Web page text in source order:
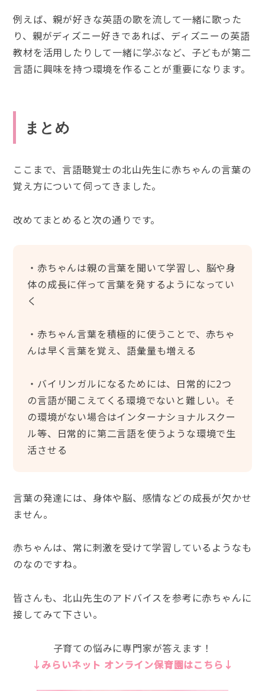
例えば、親が好きな英語の歌を流して一緒に歌った
り、親がディズニー好きであれば、ディズニーの英語
教材を活用したりして一緒に学ぶなど、子どもが第二
言語に興味を持つ環境を作ることが重要になります。
まとめ
ここまで、言語聴覚士の北山先生に赤ちゃんの言葉の
覚え方について伺ってきました。
改めてまとめると次の通りです。
・赤ちゃんは親の言葉を聞いて学習し、脳や身
体の成長に伴って言葉を発するようになってい
く
・赤ちゃん言葉を積極的に使うことで、赤ちゃ
んは早く言葉を覚え、語彙量も増える
・バイリンガルになるためには、日常的に2つ
の言語が聞こえてくる環境でないと難しい。そ
の環境がない場合はインターナショナルスクー
ル等、日常的に第二言語を使うような環境で生
活させる
言葉の発達には、身体や脳、感情などの成長が欠かせ
ません。
赤ちゃんは、常に刺激を受けて学習しているようなも
のなのですね。
皆さんも、北山先生のアドバイスを参考に赤ちゃんに
接してみて下さい。
子育ての悩みに専門家が答えます！
↓みらいネット オンライン保育園はこちら↓